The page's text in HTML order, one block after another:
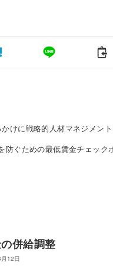
けに戦略的人材マネジメント
防ぐための最低賃金チェック
併給調整
12日